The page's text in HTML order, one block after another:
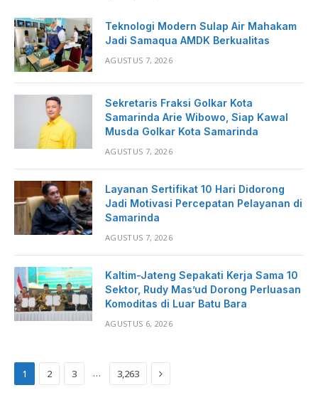
Teknologi Modern Sulap Air Mahakam
Jadi Samaqua AMDK Berkualitas
AGUSTUS 7, 2026
Sekretaris Fraksi Golkar Kota
Samarinda Arie Wibowo, Siap Kawal
Musda Golkar Kota Samarinda
AGUSTUS 7, 2026
Layanan Sertifikat 10 Hari Didorong
Jadi Motivasi Percepatan Pelayanan di
Samarinda
AGUSTUS 7, 2026
Kaltim-Jateng Sepakati Kerja Sama 10
Sektor, Rudy Mas’ud Dorong Perluasan
Komoditas di Luar Batu Bara
AGUSTUS 6, 2026
1 2 3 … 3,263 Next